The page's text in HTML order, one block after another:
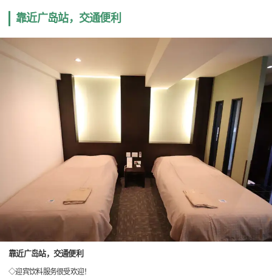
靠近广岛站，交通便利
靠近广岛站，交通便利
◇迎宾饮料服务很受欢迎！